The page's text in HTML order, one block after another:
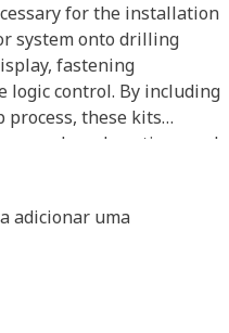
for the installation
system onto drilling
fastening
logic control. By including
process, these kits
reduce downtime, and
data collection and
adicionar uma